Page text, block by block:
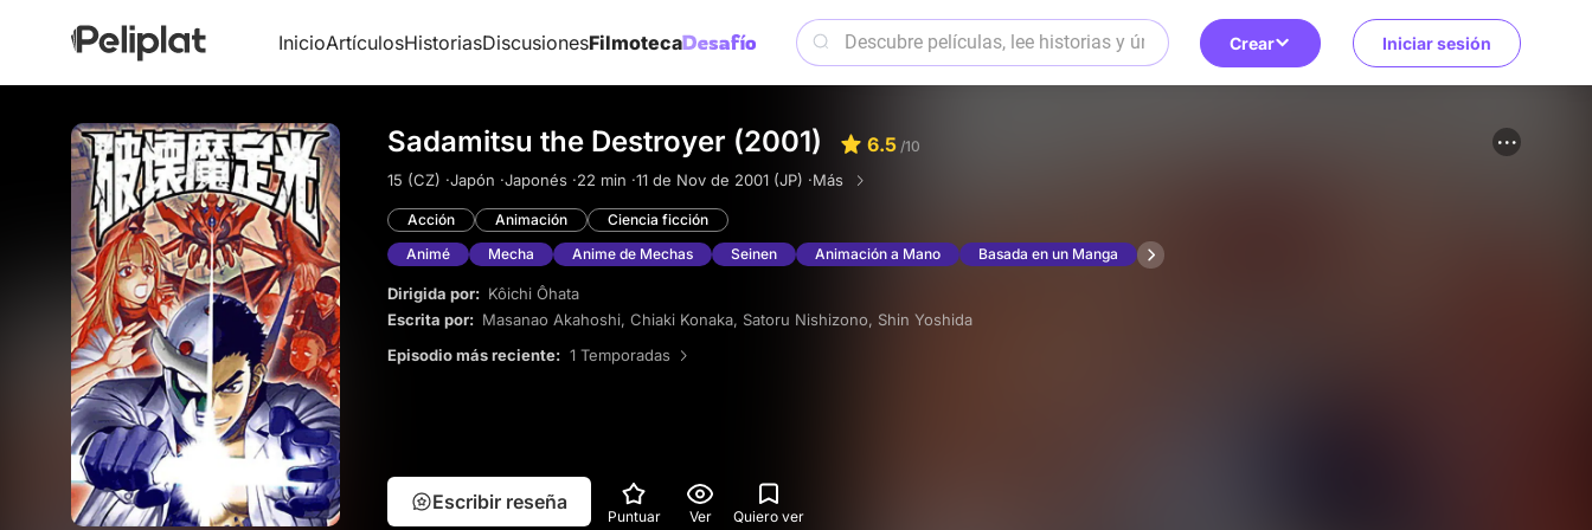
InicioArtículosHistoriasDiscusionesFilmoteca Crear Iniciar sesión
Sadamitsu the Destroyer (2001) 6.5 /10
15 (CZ) ·Japón ·Japonés ·22 min ·11 de Nov de 2001 (JP) ·Más
Acción Animación
Ciencia ficción
Animé
Mecha Anime de Mechas Seinen Animación a Mano Basada en un Manga
Dirigida por: Kôichi Ôhata
Escrita por: Masanao Akahoshi, Chiaki Konaka, Satoru Nishizono, Shin Yoshida
Episodio más reciente: 1 Temporadas
Escribir reseña
Puntuar Ver Quiero ver